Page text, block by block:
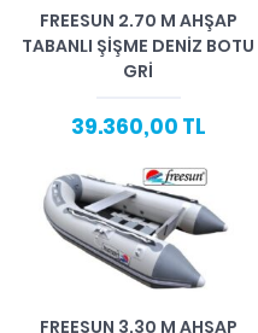
FREESUN 2.70 M AHŞAP
TABANLI ŞIŞME DENIZ BOTU
GRI
39.360,00 TL
FREESUN 3.30 M AHŞAP